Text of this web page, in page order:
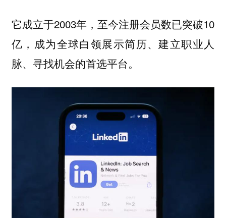
它成立于2003年，至今注册会员数已突破10
亿，成为全球白领展示简历、建立职业人
脉、寻找机会的首选平台。